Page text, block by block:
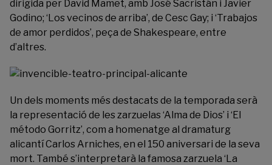
dirigida per David Mamet, amb José Sacristán i Javier
Godino; ‘Los vecinos de arriba’, de Cesc Gay; i ‘Trabajos
de amor perdidos’, peça de Shakespeare, entre
d’altres.
Un dels moments més destacats de la temporada serà
la representació de les zarzuelas ‘Alma de Dios’ i ‘El
método Gorritz’, com a homenatge al dramaturg
alicantí Carlos Arniches, en el 150 aniversari de la seva
mort. També s’interpretarà la famosa zarzuela ‘La